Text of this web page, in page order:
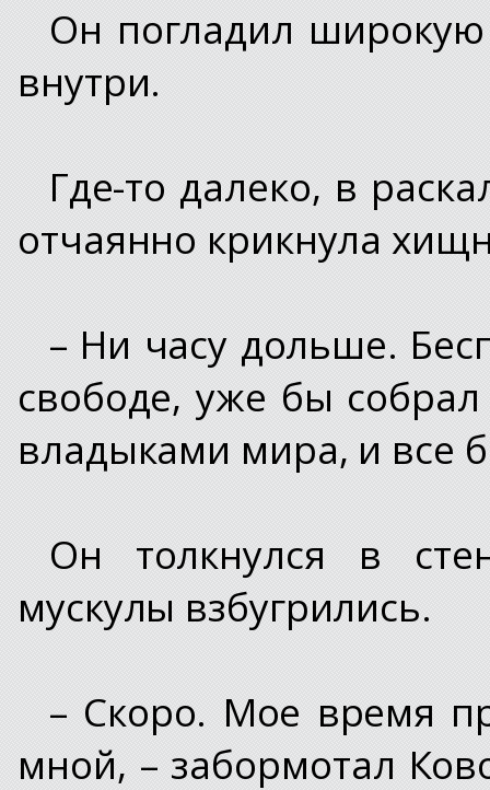
Он погладил
внутри.
Где-то далеко, в
отчаянно крикнула
– Ни часу дольше.
свободе, уже бы
владыками мира, и все
Он толкнулся в
мускулы взбугрились.
– Скоро. Мое время
мной, – забормотал